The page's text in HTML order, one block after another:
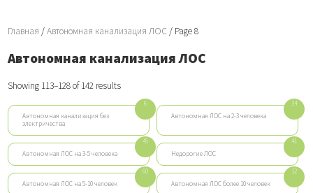
Главная /Автономная канализация ЛОС / Page 8
Автономная канализация ЛОС
Showing 113–128 of 142 results
Автономная канализация без
электричества
6
Автономная ЛОС на 2-3 человека
34
Автономная ЛОС на 3-5 человека
45
Недорогие ЛОС
41
Автономная ЛОС на 5-10 человек
60
Автономная ЛОС более 10 человек
12